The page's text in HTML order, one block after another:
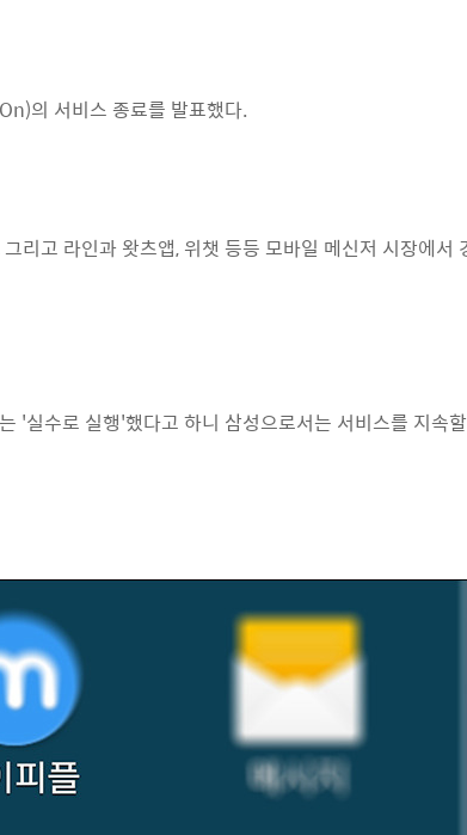
의 서비스 종료를 발표했다.
고 라인과 왓츠앱, 위챗 등등 모바일 메신저 시장에서
'실수로 실행'했다고 하니 삼성으로서는 서비스를 지속